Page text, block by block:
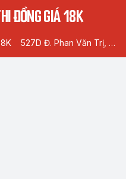
ĐỒNG GIÁ 18K
527D Đ. Phan Văn Trị, Phường 5, Gò Vấp, Hồ Chí Minh